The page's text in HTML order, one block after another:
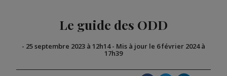
Le guide des ODD
- 25 septembre 2023 à 12h14- Mis à jour le 6 février 2024 à
17h39